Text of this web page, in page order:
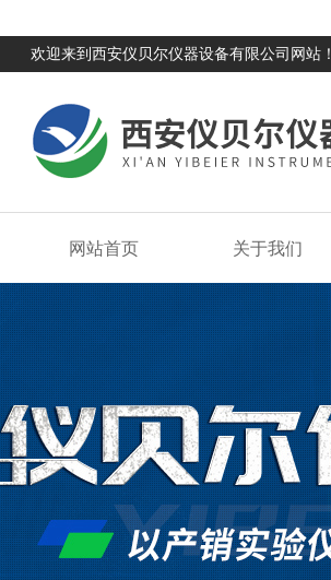
欢迎来到西安仪贝尔仪器设备有限公司网站！
网站首页 关于我们